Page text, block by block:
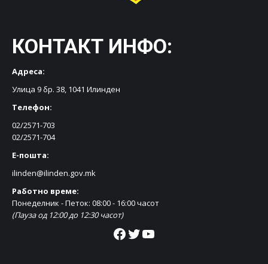
КОНТАКТ ИНФО:
Адреса:
Улица 9 бр. 38, 1041 Илинден
Телефон:
02/2571-703
02/2571-704
Е-пошта:
ilinden@ilinden.gov.mk
Работно време:
Понеделник - Петок: 08:00 - 16:00 часот
(Пауза од 12:00 до 12:30 часот)
Facebook Twitter YouTube